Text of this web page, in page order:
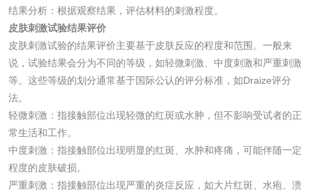
结果分析：根据观察结果，评估材料的刺激程度。
皮肤刺激试验结果评价
皮肤刺激试验的结果评价主要基于皮肤反应的程度和范围。一般来
说，试验结果会分为不同的等级，如轻微刺激、中度刺激和严重刺激
等。这些等级的划分通常基于国际公认的评分标准，如Draize评分
法。
轻微刺激：指接触部位出现轻微的红斑或水肿，但不影响受试者的正
常生活和工作。
中度刺激：指接触部位出现明显的红斑、水肿和疼痛，可能伴随一定
程度的皮肤破损。
严重刺激：指接触部位出现严重的炎症反应，如大片红斑、水疱、溃
清洗剂检测 日化产品毒理检测
水处理剂